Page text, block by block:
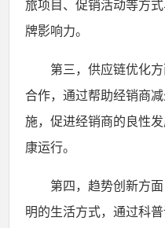
旅项目、促销活动等方
牌影响力。
第三，供应链优化
合作，通过帮助经销商
施，促进经销商的良性
康运行。
第四，趋势创新方
明的生活方式，通过科